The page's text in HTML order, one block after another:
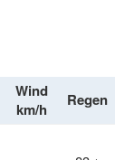
Wind
km/h
Regen